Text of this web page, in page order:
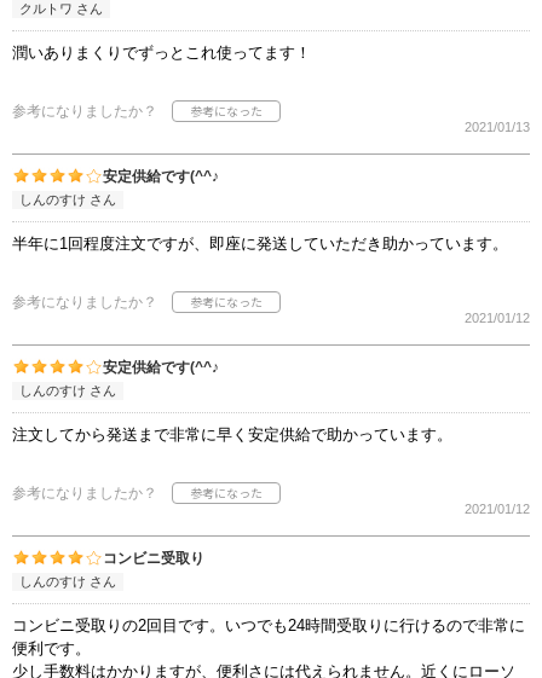
クルトワ さん
潤いありまくりでずっとこれ使ってます！
参考になりましたか？
2021/01/13
安定供給です(^^♪
しんのすけ さん
半年に1回程度注文ですが、即座に発送していただき助かっています。
参考になりましたか？
2021/01/12
安定供給です(^^♪
しんのすけ さん
注文してから発送まで非常に早く安定供給で助かっています。
参考になりましたか？
2021/01/12
コンビニ受取り
しんのすけ さん
コンビニ受取りの2回目です。いつでも24時間受取りに行けるので非常に
便利です。
少し手数料はかかりますが、便利さには代えられません。近くにローソ